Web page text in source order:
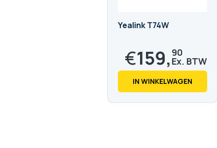
Yealink T74W
€159, 90
193,
IN WINKELWAGEN